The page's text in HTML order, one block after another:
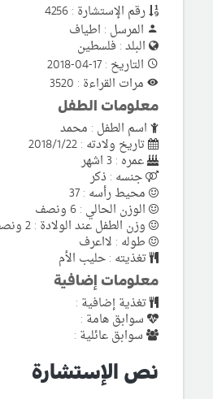
رقم الإستشارة : 4256
المرسل : اطياف
البلد : فلسطين
التاريخ : 17-04-2018
مرات القراءة : 3520
معلومات الطفل
اسم الطفل : محمد
تاريخ ولادته : 2018/1/22
عمره : 3 اشهر
جنسه : ذكر
محيط رأسه : 37
الوزن الحالي : 6 ونصف
وزن الطفل عند الولادة : 2 ونصف
طوله : لااعرف
تغذيته : حليب الأم
معلومات إضافية
تغذية إضافية :
سوابق هامة :
سوابق عائلية :
نص الإستشارة